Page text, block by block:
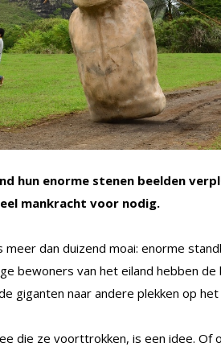
hun enorme stenen beelden
mankracht voor nodig.
dan duizend moai: enorme
bewoners van het eiland hebben de
giganten naar andere plekken op het
die ze voorttrokken, is een idee. Of